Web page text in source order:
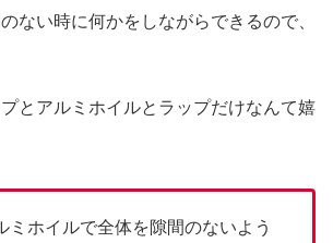
ない時に何かをしながらできるので、
とアルミホイルとラップだけなんて嬉
ミホイルで全体を隙間のないよう